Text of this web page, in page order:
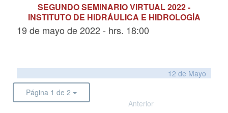
SEGUNDO SEMINARIO VIRTUAL 2022 -
INSTITUTO DE HIDRÁULICA E HIDROLOGÍA
19 de mayo de 2022 - hrs. 18:00
12 de Mayo
Página 1 de 2
Anterior